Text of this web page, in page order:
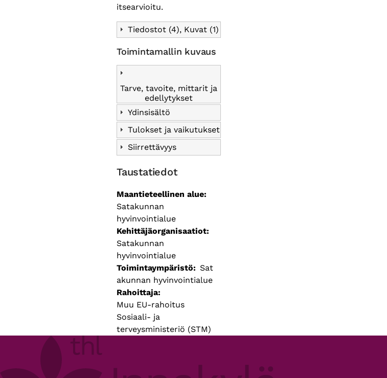
itsearvioitu.
Tiedostot (4), Kuvat (1)
Toimintamallin kuvaus
Tarve, tavoite, mittarit ja
edellytykset
Ydinsisältö
Tulokset ja vaikutukset
Siirrettävyys
Taustatiedot
Maantieteellinen alue
Satakunnan
hyvinvointialue
Kehittäjäorganisaatiot
Satakunnan
hyvinvointialue
Toimintaympäristö
Sat
akunnan hyvinvointialue
Rahoittaja
Muu EU-rahoitus
Sosiaali- ja
terveysministeriö (STM)